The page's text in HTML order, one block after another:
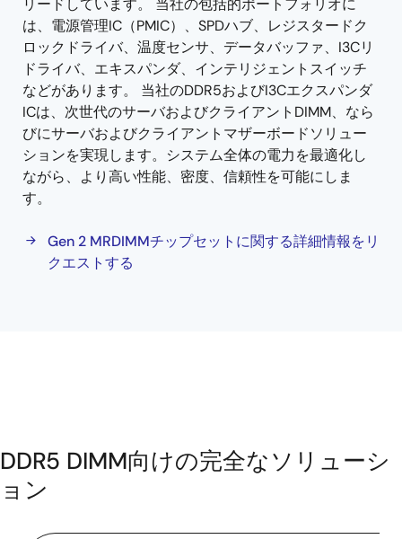
リードしています。 当社の包括的ポートフォリオに
は、電源管理IC（PMIC）、SPDハブ、レジスタードク
ロックドライバ、温度センサ、データバッファ、I3Cリ
ドライバ、エキスパンダ、インテリジェントスイッチ
などがあります。 当社のDDR5およびI3Cエクスパンダ
ICは、次世代のサーバおよびクライアントDIMM、なら
びにサーバおよびクライアントマザーボードソリュー
ションを実現します。システム全体の電力を最適化し
ながら、より高い性能、密度、信頼性を可能にしま
す。
Gen 2 MRDIMMチップセットに関する詳細情報をリ
クエストする
DDR5 DIMM向けの完全なソリューシ
ョン